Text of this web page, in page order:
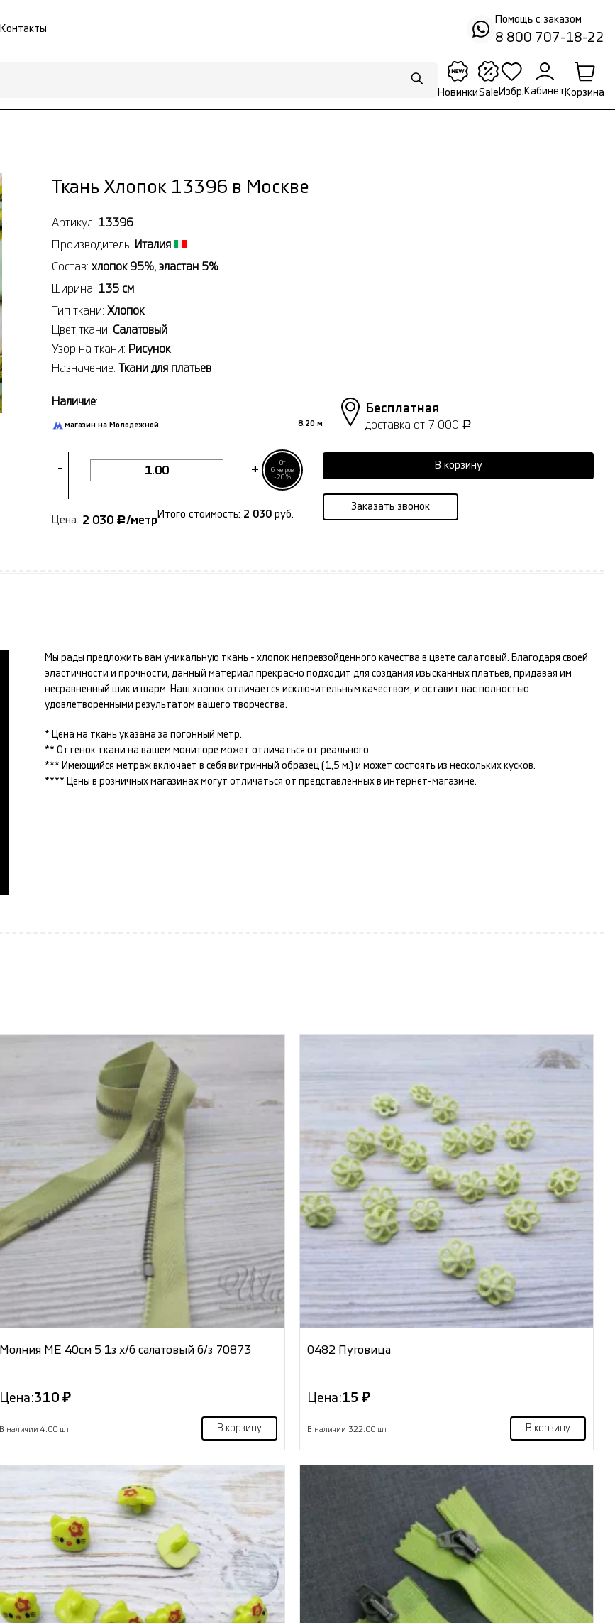
Контакты
Помощь с заказом
8 800 707-18-22
НовинкиSale Избр. Кабинет Корзина
Ткань Хлопок 13396 в Москве
Артикул: 13396
Производитель: Италия
Состав: хлопок 95%, эластан 5%
Ширина: 135 см
Тип ткани: Хлопок
Цвет ткани: Салатовый
Узор на ткани: Рисунок
Назначение: Ткани для платьев
Наличие:
магазин на Молодежной 8.20 м
Бесплатная
доставка от 7 000 Р
- +
От
6 метров
-20%
Цена: 2 030 Р/метр Итого стоимость: 2 030 руб.
В корзину
Заказать звонок
Мы рады предложить вам уникальную ткань - хлопок непревзойденного качества в цвете салатовый. Благодаря своей
эластичности и прочности, данный материал прекрасно подходит для создания изысканных платьев, придавая им
несравненный шик и шарм. Наш хлопок отличается исключительным качеством, и оставит вас полностью
удовлетворенными результатом вашего творчества.
* Цена на ткань указана за погонный метр.
** Оттенок ткани на вашем мониторе может отличаться от реального.
*** Имеющийся метраж включает в себя витринный образец (1,5 м.) и может состоять из нескольких кусков.
**** Цены в розничных магазинах могут отличаться от представленных в интернет-магазине.
Молния МЕ 40см 5 1з х/б салатовый б/з 70873
Цена:310 ₽
В наличии 4.00 шт В корзину
0482 Пуговица
Цена:15 ₽
В наличии 322.00 шт В корзину